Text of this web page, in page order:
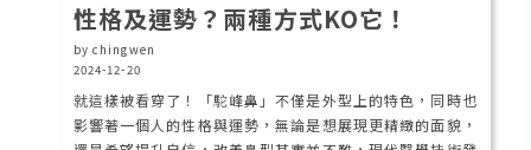
性格及運勢？兩種方式KO它！
by chingwen
2024-12-20
就這樣被看穿了！「駝峰鼻」不僅是外型上的特色，同時也
影響著一個人的性格與運勢，無論是想展現更精緻的面貌，